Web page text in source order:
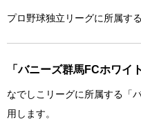
プロ野球独立リーグに所属す
「バニーズ群馬FCホワイ
なでしこリーグに所属する「
用します。